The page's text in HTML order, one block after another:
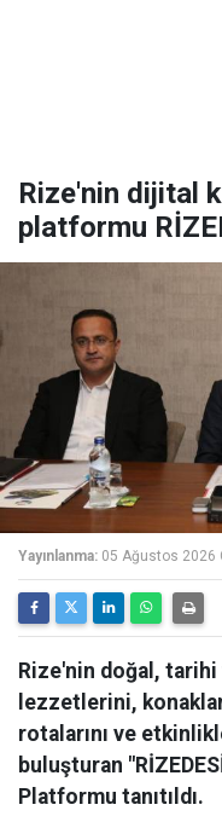
Rize'nin dijital
platformu
Yayınlanma: 05 Ağustos 2026
Rize'nin doğal,
lezzetlerini,
rotalarını ve
buluşturan
Platformu tanıtıldı.